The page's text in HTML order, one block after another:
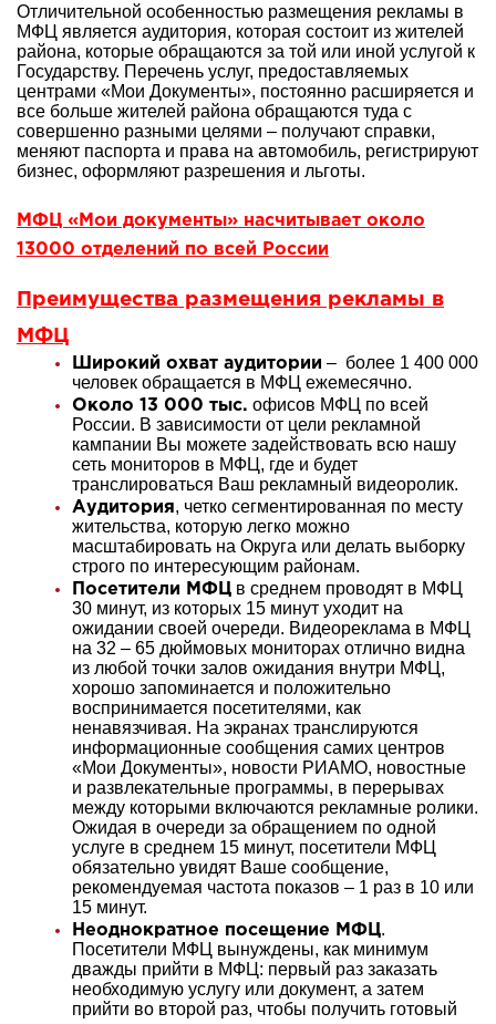
Отличительной особенностью размещения рекламы в
МФЦ является аудитория, которая состоит из жителей
района, которые обращаются за той или иной услугой к
Государству. Перечень услуг, предоставляемых
центрами «Мои Документы», постоянно расширяется и
все больше жителей района обращаются туда с
совершенно разными целями – получают справки,
меняют паспорта и права на автомобиль, регистрируют
бизнес, оформляют разрешения и льготы.
МФЦ «Мои документы» насчитывает около
13000 отделений по всей России
Преимущества размещения рекламы в
МФЦ
Широкий охват аудитории – более 1 400 000
человек обращается в МФЦ ежемесячно.
Около 13 000 тыс. офисов МФЦ по всей
России. В зависимости от цели рекламной
кампании Вы можете задействовать всю нашу
сеть мониторов в МФЦ, где и будет
транслироваться Ваш рекламный видеоролик.
Аудитория, четко сегментированная по месту
жительства, которую легко можно
масштабировать на Округа или делать выборку
строго по интересующим районам.
Посетители МФЦ в среднем проводят в МФЦ
30 минут, из которых 15 минут уходит на
ожидании своей очереди. Видеореклама в МФЦ
на 32 – 65 дюймовых мониторах отлично видна
из любой точки залов ожидания внутри МФЦ,
хорошо запоминается и положительно
воспринимается посетителями, как
ненавязчивая. На экранах транслируются
информационные сообщения самих центров
«Мои Документы», новости РИАМО, новостные
и развлекательные программы, в перерывах
между которыми включаются рекламные ролики.
Ожидая в очереди за обращением по одной
услуге в среднем 15 минут, посетители МФЦ
обязательно увидят Ваше сообщение,
рекомендуемая частота показов – 1 раз в 10 или
15 минут.
Неоднократное посещение МФЦ.
Посетители МФЦ вынуждены, как минимум
дважды прийти в МФЦ: первый раз заказать
необходимую услугу или документ, а затем
прийти во второй раз, чтобы получить готовый